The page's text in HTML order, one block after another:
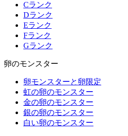
Cランク
Dランク
Eランク
Fランク
Gランク
卵のモンスター
卵モンスターと卵限定
虹の卵のモンスター
金の卵のモンスター
銀の卵のモンスター
白い卵のモンスター